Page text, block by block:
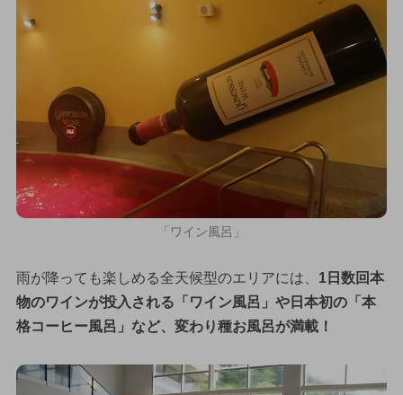
「ワイン風呂」
雨が降っても楽しめる全天候型のエリアには、 1日数回本
物のワインが投入される「ワイン風呂」や日本初の「本
格コーヒー風呂」など、変わり種お風呂が満載！